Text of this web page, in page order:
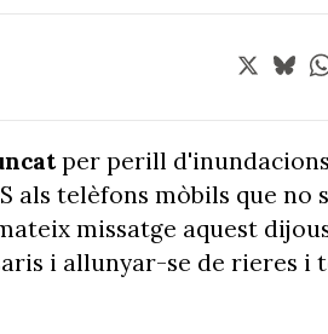
X
per perill
als telèfons mòbils que no
missatge aquest
i allunyar-se de rieres i